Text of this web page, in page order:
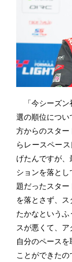
「今シーズン
選の順位につい
方からのスタ
らレースペー
げたんですが
ションを落と
題だったスタ
を落とさず、
たかなという
スが悪くて、ア
自分のペース
ことができたの